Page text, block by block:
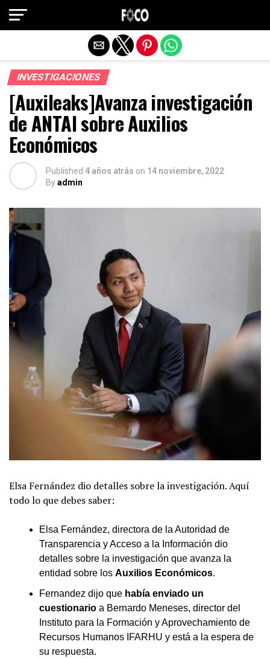
INVESTIGACIONES
[Auxileaks]Avanza investigación
de ANTAI sobre Auxilios
Económicos
Published 4 años atrás on 14 noviembre, 2022
Byadmin
Elsa Fernández dio detalles sobre la investigación. Aquí
todo lo que debes saber:
Elsa Fernández, directora de la Autoridad de
Transparencia y Acceso a la Información dio
detalles sobre la investigación que avanza la
entidad sobre los Auxilios Económicos.
Fernandez dijo que había enviado un
cuestionario a Bernardo Meneses, director del
Instituto para la Formación y Aprovechamiento de
Recursos Humanos IFARHU y está a la espera de
su respuesta.
Salir de la versión móvil